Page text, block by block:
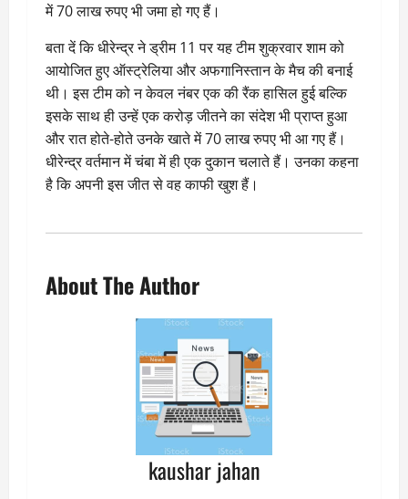
में 70 लाख रुपए भी जमा हो गए हैं।
बता दें कि धीरेन्द्र ने ड्रीम 11 पर यह टीम शुक्रवार शाम को
आयोजित हुए ऑस्ट्रेलिया और अफगानिस्तान के मैच की बनाई
थी। इस टीम को न केवल नंबर एक की रैंक हासिल हुई बल्कि
इसके साथ ही उन्हें एक करोड़ जीतने का संदेश भी प्राप्त हुआ
और रात होते-होते उनके खाते में 70 लाख रुपए भी आ ग‌ए हैं।
धीरेन्द्र वर्तमान में चंबा में ही एक दुकान चलाते हैं। उनका कहना
है कि अपनी इस जीत से वह काफी खुश हैं।
About The Author
kaushar jahan